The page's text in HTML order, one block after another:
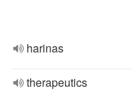
harinas
therapeutics